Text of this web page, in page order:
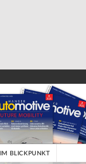
IM BLICKPUNKT